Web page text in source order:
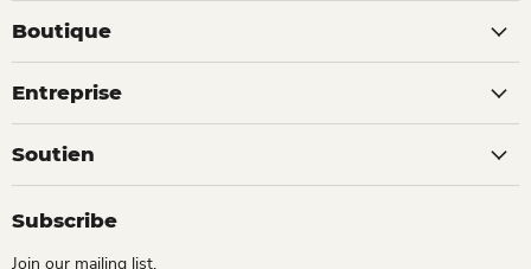
Boutique
Entreprise
Soutien
Subscribe
Join our mailing list.